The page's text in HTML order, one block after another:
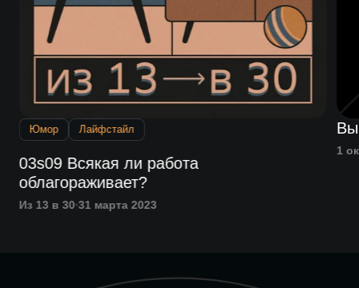
Юмор Лайфстайл
03s09 Всякая ли работа
облагораживает?
Из 13 в 30 31 марта 2023
1